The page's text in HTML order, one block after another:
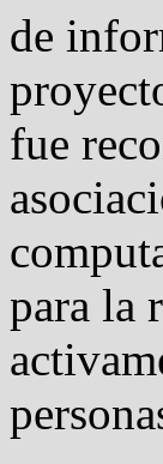
de
fue
para la